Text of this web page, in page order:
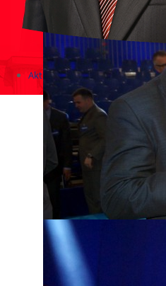
Aktualności
Zapowiedzi wydarzeń
KONKURSY 2020 - 2026
KOLONIE 2021 - 2026
Imprezy kulturalne -
Różne
Konkursy 2017/2018
KONKURSY 2016/2017
KONKURSY 2015/2016
Konkursy 2014/2015
Wizyty w Parlamencie i
Spotkania i debaty,
Debaty i spotkania 2017
Konkursy 2014
Różne
Praca w kampanii